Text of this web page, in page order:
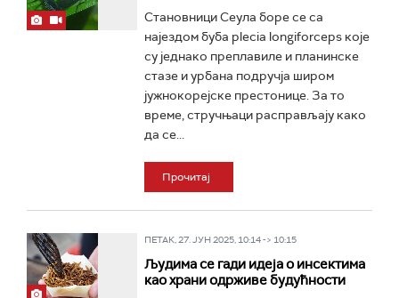
Становници Сеула боре се са
најездом буба plecia longiforceps које
су једнако преплавиле и планинске
стазе и урбана подручја широм
јужнокорејске престонице. За то
време, стручњаци расправљају како
да се...
Прочитај
ПЕТАК, 27. ЈУН 2025, 10:14 -> 10:15
Људима се гади идеја о инсектима
као храни одрживе будућности